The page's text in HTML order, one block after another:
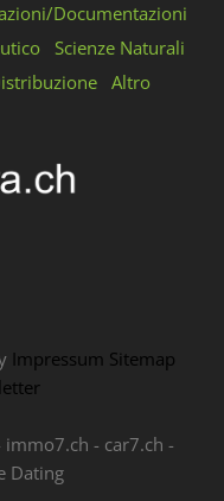
Documentazioni
Scienze Naturali
Altro
Impressum Sitemap
immo7.ch - car7.ch -
Dating